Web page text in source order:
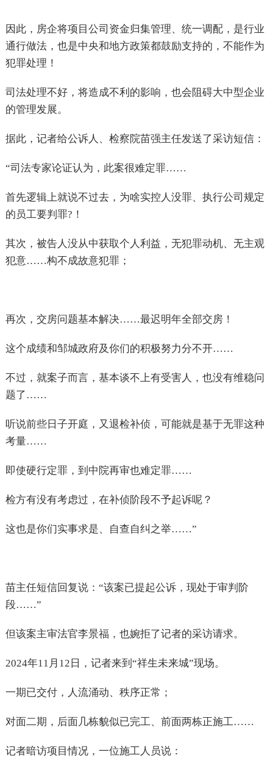
因此，房企将项目公司资金归集管理、统一调配，是行业
通行做法，也是中央和地方政策都鼓励支持的，不能作为
犯罪处理！
司法处理不好，将造成不利的影响，也会阻碍大中型企业
的管理发展。
据此，记者给公诉人、检察院苗强主任发送了采访短信：
“司法专家论证认为，此案很难定罪……
首先逻辑上就说不过去，为啥实控人没罪、执行公司规定
的员工要判罪?！
其次，被告人没从中获取个人利益，无犯罪动机、无主观
犯意……构不成故意犯罪；
再次，交房问题基本解决……最迟明年全部交房！
这个成绩和邹城政府及你们的积极努力分不开……
不过，就案子而言，基本谈不上有受害人，也没有维稳问
题了……
听说前些日子开庭，又退检补侦，可能就是基于无罪这种
考量……
即使硬行定罪，到中院再审也难定罪……
检方有没有考虑过，在补侦阶段不予起诉呢？
这也是你们实事求是、自查自纠之举……”
苗主任短信回复说：“该案已提起公诉，现处于审判阶
段……”
但该案主审法官李景福，也婉拒了记者的采访请求。
2024年11月12日，记者来到“祥生未来城”现场。
一期已交付，人流涌动、秩序正常；
对面二期，后面几栋貌似已完工、前面两栋正施工……
记者暗访项目情况，一位施工人员说：